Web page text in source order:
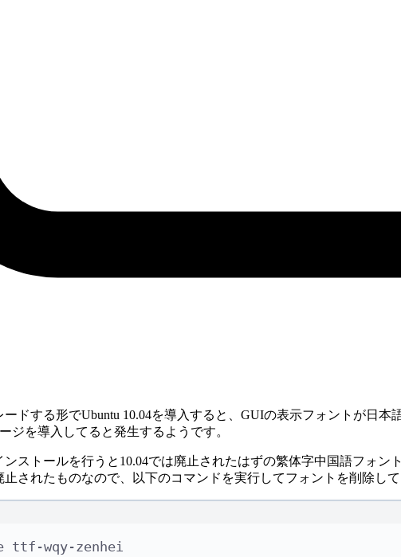
ードする形でUbuntu 10.04を導入すると、GUIの表示フォントが日
ジを導入してると発生するようです。
ストールを行うと10.04では廃止されたはずの繁体字中国語フォ
されたものなので、以下のコマンドを実行してフォントを削除して
ttf-wqy-zenhei